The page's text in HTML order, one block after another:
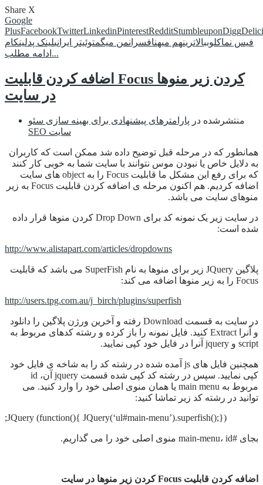
Share X
Google
PlusFacebookTwitterLinkedinPinterestRedditStumbleuponDigg
فیس نماکلوببالاترینهم میهنافسرانمن میگمتوئیتر ایرانیلینک پدلینکام
ادامه مطلب...
اضافه کردن قابلیت Focus کردن زیر منوها
در سایت
منتشرشده در پارامترهای پیشنهادی برای بهینه سازی سئو
SEO سایت
همانطور که در مرحله قبل توضیح داده شد ممکن است که کاربران
به دلایل خاص یا نبودن موس نتوانند با سایت شما به خوبی کار کنند
که برای رفع این مشکل ما قابلیت Focus را به object های سایت
اضافه کردیم. هم اکنون مرحله ی اضافه کردن قابلیت Focus به زیر
منوهای سایت می باشد.
در سایت زیر یک نمونه کد برای Drop Down کردن منوها قرار داده
شده است:
http://www.alistapart.com/articles/dropdowns
پلاگین JQuery زیر برای منوها به نام SuperFish می باشد که قابلیت
Focus را به زیر منوها اضافه می کند:
http://users.tpg.com.au/j_birch/plugins/superfish
در سایت به قسمت Download رفته و آخرین ورژن پلاگین را دانلود
و آنرا Extract کنید. فایل نمونه را باز کرده و رشته کدهای مربوط به
script و jquery آنرا در فایل خود کپی نمایید.
همچنین فایل های js آمده شده در رشته کد را به شاخه ی فایل خود
کپی نمایید. سپس در رشته کد کپی شده قسمت jquery آن، id
مربوط به main menu یا همان منوی اصلی خود را وارد کنید. می
توانید در رشته کد زیر تماشا کنید:
JQuery (function(){ JQuery(‘ul#main-menu’).superfish();});
بجای #main-menu، id منوی اصلی خود را می گذاریم.
اضافه کردن قابلیت Focus کردن زیر منوها در سایت